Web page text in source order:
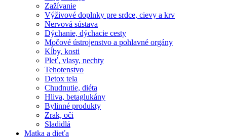
Zažívanie
Výživové doplnky pre srdce, cievy a krv
Nervová sústava
Dýchanie, dýchacie cesty
Močové ústrojenstvo a pohlavné orgány
Kĺby, kosti
Pleť, vlasy, nechty
Tehotenstvo
Detox tela
Chudnutie, diéta
Hliva, betaglukány
Bylinné produkty
Zrak, oči
Sladidlá
Matka a dieťa